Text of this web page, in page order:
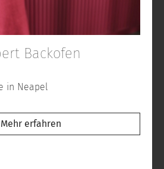
Backofen
in Neapel
Mehr erfahren